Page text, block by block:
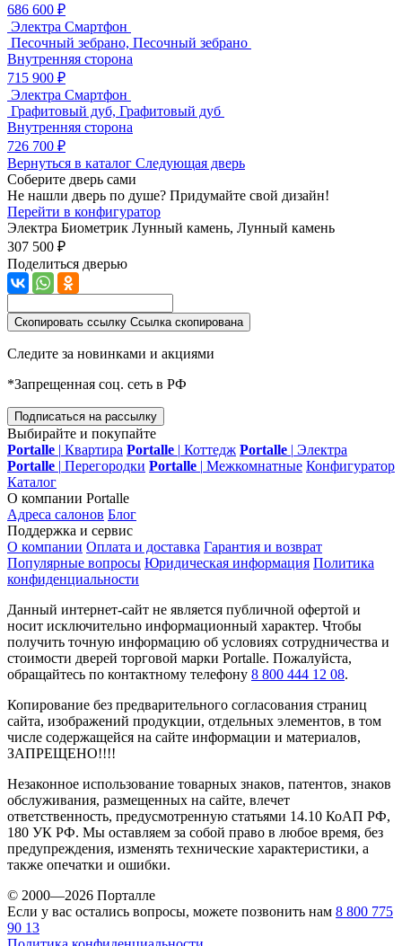
686 600 ₽
Электра Смартфон
Песочный зебрано, Песочный зебрано
Внутренняя сторона
715 900 ₽
Электра Смартфон
Графитовый дуб, Графитовый дуб
Внутренняя сторона
726 700 ₽
Вернуться в каталог Следующая дверь
Соберите дверь сами
Не нашли дверь по душе? Придумайте свой дизайн!
Перейти в конфигуратор
Электра Биометрик Лунный камень, Лунный камень
307 500 ₽
Поделиться дверью
Скопировать ссылку Ссылка скопирована
Следите за новинками и акциями
*Запрещенная соц. сеть в РФ
Подписаться на рассылку
Выбирайте и покупайте
Portalle | Квартира Portalle | Коттедж Portalle | Электра
Portalle | Перегородки Portalle | Межкомнатные Конфигуратор
Каталог
О компании Portalle
Адреса салонов Блог
Поддержка и сервис
О компании Оплата и доставка Гарантия и возврат
Популярные вопросы Юридическая информация Политика
конфиденциальности
Данный интернет-сайт не является публичной офертой и
носит исключительно информационный характер. Чтобы
получить точную информацию об условиях сотрудничества и
стоимости дверей торговой марки Portalle. Пожалуйста,
обращайтесь по контактному телефону 8 800 444 12 08.
Копирование без предварительного согласования страниц
сайта, изображений продукции, отдельных элементов, в том
числе содержащейся на сайте информации и материалов,
ЗАПРЕЩЕНО!!!!
Незаконное использование товарных знаков, патентов, знаков
обслуживания, размещенных на сайте, влечет
ответственность, предусмотренную статьями 14.10 КоАП РФ,
180 УК РФ. Мы оставляем за собой право в любое время, без
предупреждения, изменять технические характеристики, а
также опечатки и ошибки.
© 2000—2026 Порталле
Если у вас остались вопросы, можете позвонить нам 8 800 775
90 13